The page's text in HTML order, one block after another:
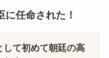
任命された！
して初めて朝廷の高